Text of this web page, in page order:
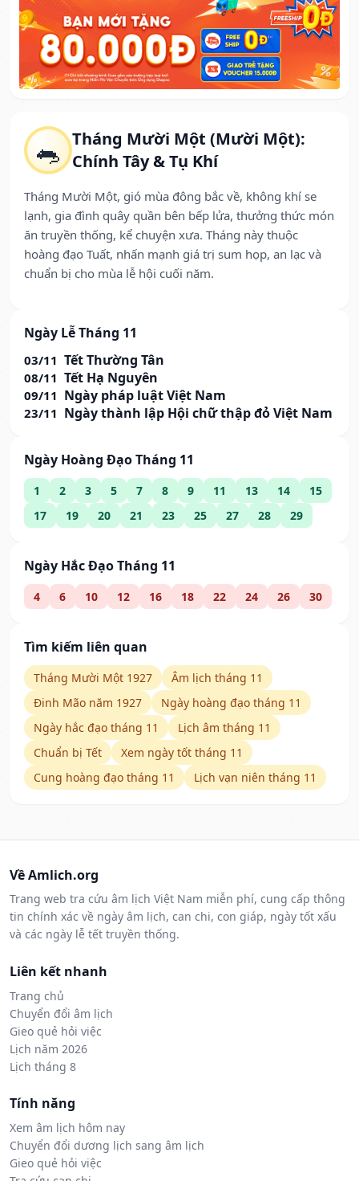
🐀 Tháng Mười Một (Mười Một):
Chính Tây & Tụ Khí
Tháng Mười Một, gió mùa đông bắc về, không khí se
lạnh, gia đình quây quần bên bếp lửa, thưởng thức món
ăn truyền thống, kể chuyện xưa. Tháng này thuộc
hoàng đạo Tuất, nhấn mạnh giá trị sum họp, an lạc và
chuẩn bị cho mùa lễ hội cuối năm.
Ngày Lễ Tháng 11
03/11 Tết Thường Tân
08/11 Tết Hạ Nguyên
09/11 Ngày pháp luật Việt Nam
23/11 Ngày thành lập Hội chữ thập đỏ Việt Nam
Ngày Hoàng Đạo Tháng 11
1 2 3 5 7 8 9 11 13 14
15
17
19 20 21 23 25 27 28 29
Ngày Hắc Đạo Tháng 11
4 6 10 12 16 18 22 24 26 30
Tìm kiếm liên quan
Tháng Mười Một 1927
Âm lịch tháng 11
Đinh Mão năm 1927
Ngày hoàng đạo tháng 11
Ngày hắc đạo tháng 11
Lịch âm tháng 11
Chuẩn bị Tết
Xem ngày tốt tháng 11
Cung hoàng đạo tháng 11
Lịch vạn niên tháng 11
Về Amlich.org
Trang web tra cứu âm lịch Việt Nam miễn phí, cung cấp thông
tin chính xác về ngày âm lịch, can chi, con giáp, ngày tốt xấu
và các ngày lễ tết truyền thống.
Liên kết nhanh
Trang chủ
Chuyển đổi âm lịch
Gieo quẻ hỏi việc
Lịch năm 2026
Lịch tháng 8
Tính năng
Xem âm lịch hôm nay
Chuyển đổi dương lịch sang âm lịch
Gieo quẻ hỏi việc